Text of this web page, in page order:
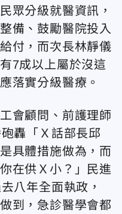
眾分級就醫資訊，
備、鼓勵醫院投入
付，而次長林靜儀
7成以上屬於沒這
落實分級醫療。
會顧問、前護理師
轟「Ｘ話部長邱
具體措施做為，而
在供Ｘ小？」民進
八年全面執政，
到，急診醫學會都